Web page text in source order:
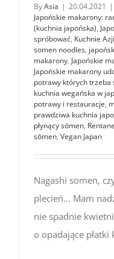
ByAsia | 20.04.2021 |
Japońskie makarony:
(kuchnia japońska),
spróbować, Kuchnie Azji
somen noodles,
makarony, Japońskie
Japońskie makarony
potrawy których trzeba
kuchnia wegańska w
potrawy i restauracje,
prawdziwa kuchnia
płynący sōmen,
sōmen, Vegan Japan
Nagashi somen,
plecień… Mam
nie spadnie
o opadające